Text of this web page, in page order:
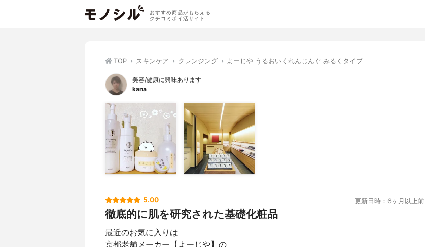
おすすめ商品がもらえる
クチコミポイ活サイト
TOP スキンケア クレンジング よーじや うるおいくれんじんぐ みるくタイプ
美容/健康に興味あります
kana
5.00 更新日時：6ヶ月以上前
徹底的に肌を研究された基礎化粧品
最近のお気に入りは
京都老舗メーカー【よーじや】の